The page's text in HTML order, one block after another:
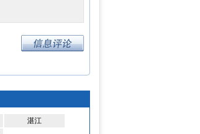
湛江